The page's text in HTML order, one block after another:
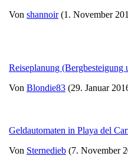
Von shannoir(1. November
Reiseplanung (Bergbesteigung
Von Blondie83 (29. Januar
Geldautomaten in Playa del
Von Sternedieb (7. November